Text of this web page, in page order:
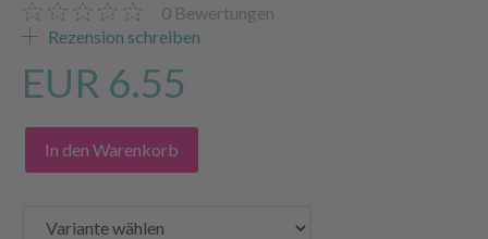
0 Bewertungen
Rezension schreiben
EUR 6.55
In den Warenkorb